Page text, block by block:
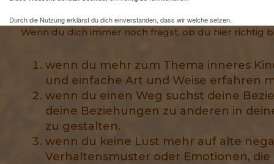
Wenn du dich immer noch fragst, ob du hier richtig
wenn du mehr zum Thema inneres
und einfache Art und Weise erfahren
wenn du einen Weg suchst deine
deine Beziehungen zu anderen in
zu gestalten.
wenn du keine Lust mehr auf alte
Verhaltensmuster oder Emotionen,
Durch die Nutzung erklärst du dich einverstanden, dass wir welche setzen.